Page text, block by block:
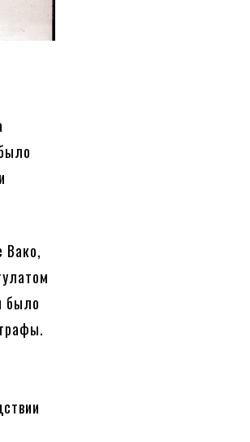
Вако,
было